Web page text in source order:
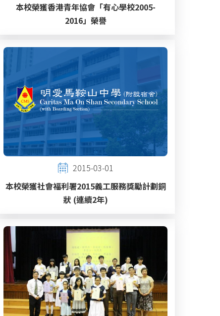
本校榮獲香港青年協會「有心學校2005-
2016」榮譽
2015-03-01
本校榮獲社會福利署2015義工服務獎勵計劃銅
狀 (連續2年)